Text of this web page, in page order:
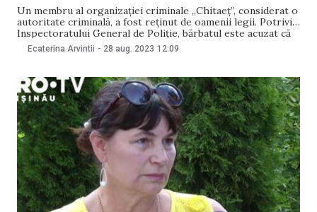
Un membru al organizației criminale „Chitaeț”, considerat o
autoritate criminală, a fost reținut de oamenii legii. Potrivit
Inspectoratului General de Poliție, bărbatul este acuzat că
distribuia droguri clienților în diferite locații. Pentru a se
deghiza, acesta își lua în brațe copilul de doi ani. Potrivit
Ecaterina Arvintii - 28 aug. 2023 12:09